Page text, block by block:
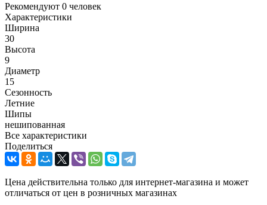
Рекомендуют 0 человек
Характеристики
Ширина
30
Высота
9
Диаметр
15
Сезонность
Летние
Шипы
нешипованная
Все характеристики
Поделиться
Цена действительна только для интернет-магазина и может
отличаться от цен в розничных магазинах